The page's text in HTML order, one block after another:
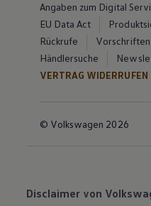
Angaben zum Digital
EU Data Act
Rückrufe
Vorschriften
Händlersuche
VERTRAG WIDERRUFEN
© Volkswagen 2026
Disclaimer von